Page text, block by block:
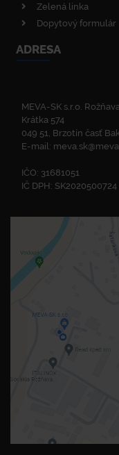
Zelená linka
Dopytový formulár
ADRESA
MEVA-SK s.r.o.
Krátka 574
049 51, Brzotín časť
E-mail:
IČO: 31681051
IČ DPH: SK2020500724